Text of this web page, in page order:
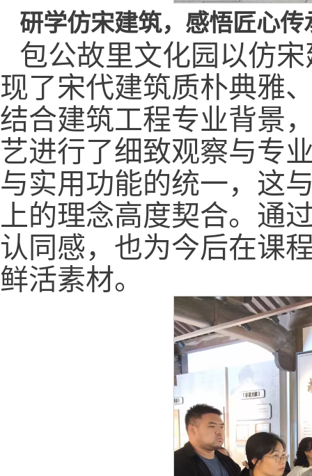
研学仿宋建筑，感悟匠心传
包公故里文化园以仿
现了宋代建筑质朴典雅
结合建筑工程专业背景
艺进行了细致观察与专
与实用功能的统一，这
上的理念高度契合。通
认同感，也为今后在课
鲜活素材。